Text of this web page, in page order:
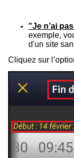
"Je n’ai
exemple,
d'un site
Cliquez sur